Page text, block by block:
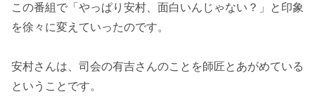
この番組で「やっぱり安村、面白いんじゃない？」と印象
を徐々に変えていったのです。
安村さんは、司会の有吉さんのことを師匠とあがめている
ということです。